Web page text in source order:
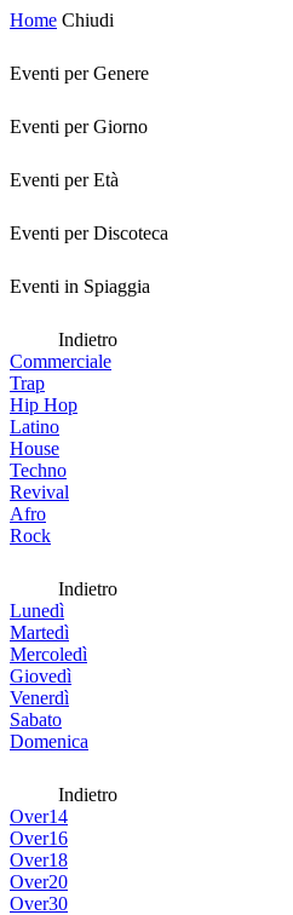
Home Chiudi
Eventi per Genere
Eventi per Giorno
Eventi per Età
Eventi per Discoteca
Eventi in Spiaggia
Indietro
Commerciale
Trap
Hip Hop
Latino
House
Techno
Revival
Afro
Rock
Indietro
Lunedì
Martedì
Mercoledì
Giovedì
Venerdì
Sabato
Domenica
Indietro
Over14
Over16
Over18
Over20
Over30